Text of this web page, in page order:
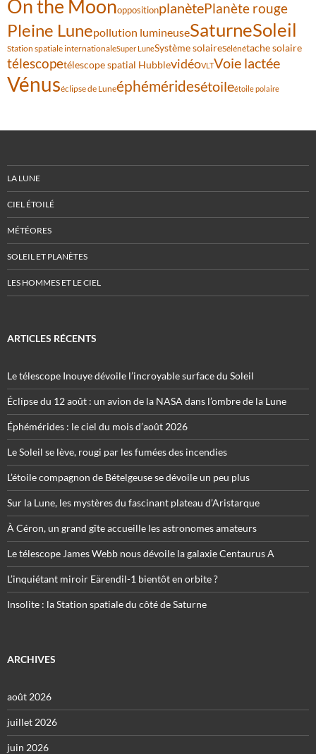
On the MoonoppositionplanètePlanète rouge
Pleine Lunepollution lumineuseSaturneSoleil
Station spatiale internationaleSuper LuneSystème solaireSélénétache solaire
télescopetélescope spatial HubblevidéoVLTVoie lactée
Vénuséclipse de Luneéphéméridesétoileétoile polaire
LA LUNE
CIEL ÉTOILÉ
MÉTÉORES
SOLEIL ET PLANÈTES
LES HOMMES ET LE CIEL
ARTICLES RÉCENTS
Le télescope Inouye dévoile l’incroyable surface du Soleil
Éclipse du 12 août : un avion de la NASA dans l’ombre de la Lune
Éphémérides : le ciel du mois d’août 2026
Le Soleil se lève, rougi par les fumées des incendies
L’étoile compagnon de Bételgeuse se dévoile un peu plus
Sur la Lune, les mystères du fascinant plateau d’Aristarque
À Céron, un grand gîte accueille les astronomes amateurs
Le télescope James Webb nous dévoile la galaxie Centaurus A
L’inquiétant miroir Eärendil-1 bientôt en orbite ?
Insolite : la Station spatiale du côté de Saturne
ARCHIVES
août 2026
juillet 2026
juin 2026